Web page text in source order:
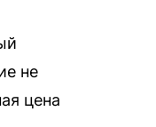
не
цена